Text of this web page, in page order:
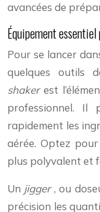
avancées de
Équipement
Pour se lancer
quelques outils
shakerest
professionnel. Il
rapidement les
aérée. Optez
plus polyvalent et
Un jigger, ou
précision les